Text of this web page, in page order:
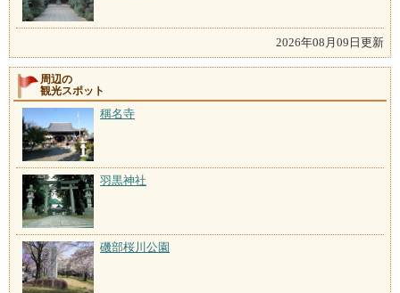
2026年08月09日更新
周辺の
観光スポット
稱名寺
羽黒神社
磯部桜川公園